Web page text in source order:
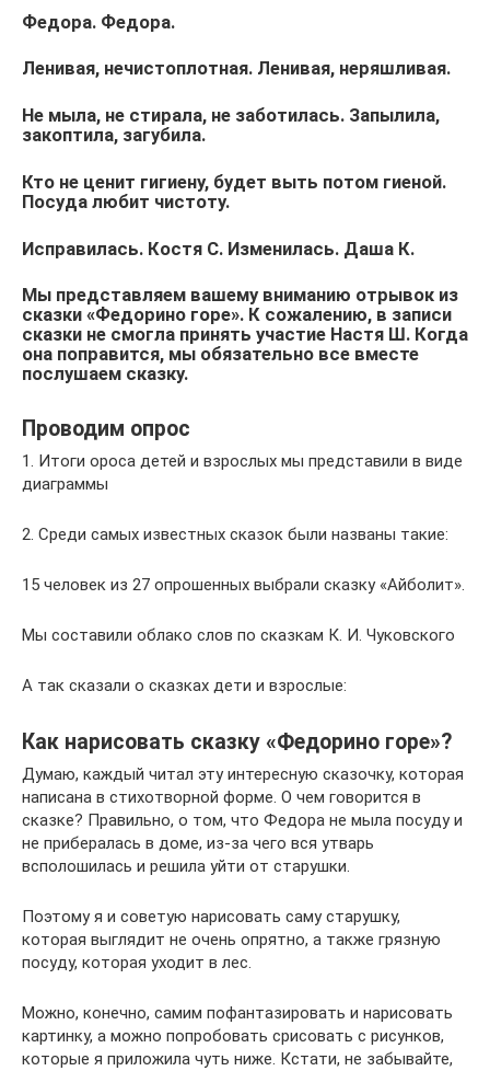
Федора. Федора.
Ленивая, нечистоплотная. Ленивая, неряшливая.
Не мыла, не стирала, не заботилась. Запылила,
закоптила, загубила.
Кто не ценит гигиену, будет выть потом гиеной.
Посуда любит чистоту.
Исправилась. Костя С. Изменилась. Даша К.
Мы представляем вашему вниманию отрывок из
сказки «Федорино горе». К сожалению, в записи
сказки не смогла принять участие Настя Ш. Когда
она поправится, мы обязательно все вместе
послушаем сказку.
Проводим опрос
1. Итоги ороса детей и взрослых мы представили в виде
диаграммы
2. Среди самых известных сказок были названы такие:
15 человек из 27 опрошенных выбрали сказку «Айболит».
Мы составили облако слов по сказкам К. И. Чуковского
А так сказали о сказках дети и взрослые:
Как нарисовать сказку «Федорино горе»?
Думаю, каждый читал эту интересную сказочку, которая
написана в стихотворной форме. О чем говорится в
сказке? Правильно, о том, что Федора не мыла посуду и
не прибералась в доме, из-за чего вся утварь
всполошилась и решила уйти от старушки.
Поэтому я и советую нарисовать саму старушку,
которая выглядит не очень опрятно, а также грязную
посуду, которая уходит в лес.
Можно, конечно, самим пофантазировать и нарисовать
картинку, а можно попробовать срисовать с рисунков,
которые я приложила чуть ниже. Кстати, не забывайте,